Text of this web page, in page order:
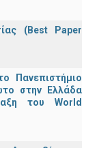
(Best Paper
Πανεπιστήμιο
στην Ελλάδα
του World